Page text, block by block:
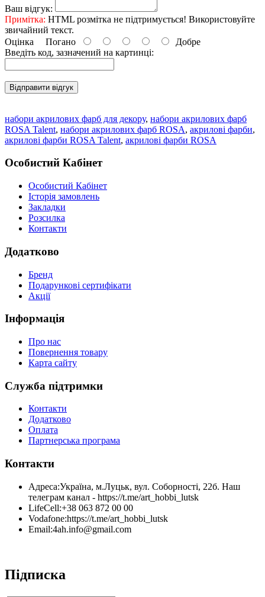
Ваш відгук:
Примітка: HTML розмітка не підтримується! Використовуйте
звичайний текст.
Оцінка Погано
Добре
Введіть код, зазначений на картинці:
Відправити відгук
набори акрилових фарб для декору, набори акрилових фарб
ROSA Talent, набори акрилових фарб ROSA, акрилові фарби,
акрилові фарби ROSA Talent, акрилові фарби ROSA
Особистий Кабінет
Особистий Кабінет
Історія замовлень
Закладки
Розсилка
Контакти
Додатково
Бренд
Подарункові сертифікати
Акції
Інформація
Про нас
Повернення товару
Карта сайту
Служба підтримки
Контакти
Додатково
Оплата
Партнерська програма
Контакти
Адреса:Україна, м.Луцьк, вул. Соборності, 22б. Наш
телеграм канал - https://t.me/art_hobbi_lutsk
LifeCell:+38 063 872 00 00
Vodafone:https://t.me/art_hobbi_lutsk
Email:4ah.info@gmail.com
Підписка